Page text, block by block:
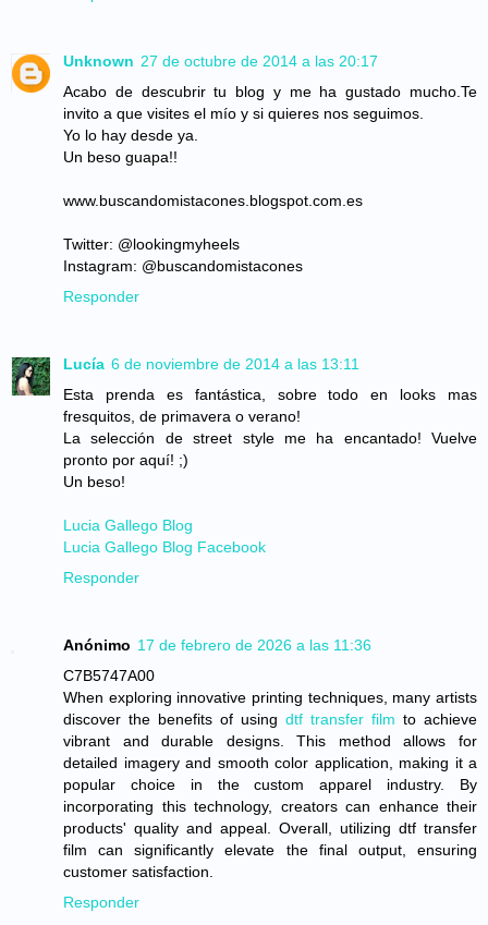
Unknown 27 de octubre de 2014 a las 20:17
Acabo de descubrir tu blog y me ha gustado mucho.Te
invito a que visites el mío y si quieres nos seguimos.
Yo lo hay desde ya.
Un beso guapa!!
www.buscandomistacones.blogspot.com.es
Twitter: @lookingmyheels
Instagram: @buscandomistacones
Responder
Lucía 6 de noviembre de 2014 a las 13:11
Esta prenda es fantástica, sobre todo en looks mas
fresquitos, de primavera o verano!
La selección de street style me ha encantado! Vuelve
pronto por aquí! ;)
Un beso!
Lucia Gallego Blog
Lucia Gallego Blog Facebook
Responder
Anónimo 17 de febrero de 2026 a las 11:36
C7B5747A00
When exploring innovative printing techniques, many artists
discover the benefits of using dtf transfer film to achieve
vibrant and durable designs. This method allows for
detailed imagery and smooth color application, making it a
popular choice in the custom apparel industry. By
incorporating this technology, creators can enhance their
products' quality and appeal. Overall, utilizing dtf transfer
film can significantly elevate the final output, ensuring
customer satisfaction.
Responder